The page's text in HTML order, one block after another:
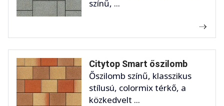
színű, ...
Citytop Smart őszilomb
Őszilomb színű, klasszikus
stílusú, colormix térkő, a
közkedvelt ...